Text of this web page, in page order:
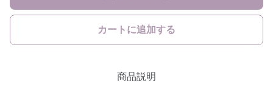
カートに追加する
商品説明